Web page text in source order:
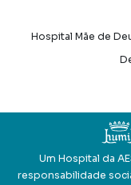
Hospital Mãe de
Um Hospital da
responsabilidade